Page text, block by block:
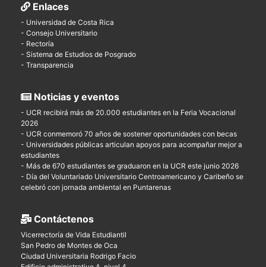
Enlaces
- Universidad de Costa Rica
- Consejo Universitario
- Rectoría
- Sistema de Estudios de Posgrado
- Transparencia
Noticias y eventos
- UCR recibirá más de 20.000 estudiantes en la Feria Vocacional
2026
- UCR conmemoró 70 años de sostener oportunidades con becas
- Universidades públicas articulan apoyos para acompañar mejor a
estudiantes
- Más de 670 estudiantes se graduaron en la UCR este junio 2026
- Día del Voluntariado Universitario Centroamericano y Caribeño se
celebró con jornada ambiental en Puntarenas
Contáctenos
Vicerrectoría de Vida Estudiantil
San Pedro de Montes de Oca
Ciudad Universitaria Rodrigo Facio